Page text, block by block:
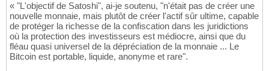
« "L'objectif de Satoshi", ai-je soutenu, "n'était pas de créer une
nouvelle monnaie, mais plutôt de créer l'actif sûr ultime, capable
de protéger la richesse de la confiscation dans les juridictions
où la protection des investisseurs est médiocre, ainsi que du
fléau quasi universel de la dépréciation de la monnaie ... Le
Bitcoin est portable, liquide, anonyme et rare".